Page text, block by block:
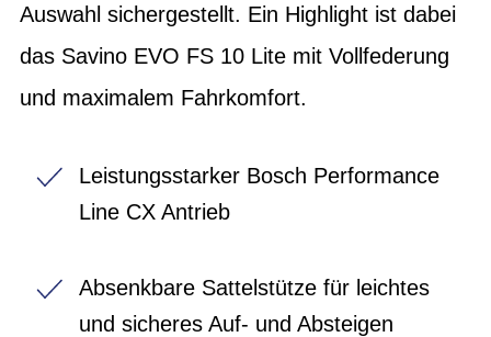
Auswahl sichergestellt. Ein Highlight ist dabei
das Savino EVO FS 10 Lite mit Vollfederung
und maximalem Fahrkomfort.
Leistungsstarker Bosch Performance
Line CX Antrieb
Absenkbare Sattelstütze für leichtes
und sicheres Auf- und Absteigen